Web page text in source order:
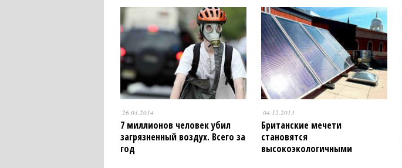
26.03.2014
7 миллионов человек убил
загрязненный воздух. Всего за
год
04.12.2013
Британские мечети
становятся
высокоэкологичными